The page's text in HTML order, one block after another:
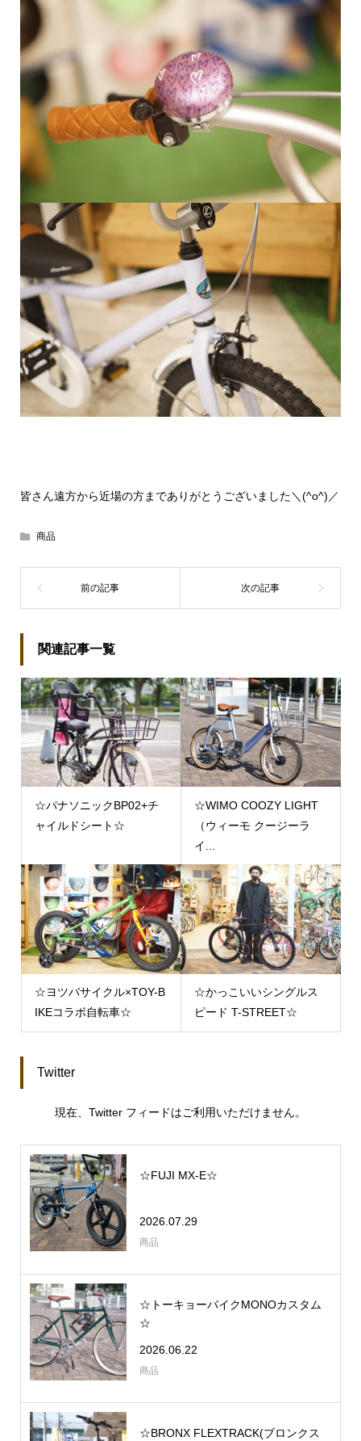
皆さん遠方から近場の方までありがとうございました＼(^o^)／
商品
関連記事一覧
☆パナソニックBP02+チ
ャイルドシート☆
☆WIMO COOZY LIGHT
（ウィーモ クージーラ
イ...
☆ヨツバサイクル×TOY-B
IKEコラボ自転車☆
☆かっこいいシングルス
ピード T-STREET☆
Twitter
現在、Twitter フィードはご利用いただけません。
☆FUJI MX-E☆
2026.07.29
商品
☆トーキョーバイクMONOカスタム
☆
2026.06.22
商品
☆BRONX FLEXTRACK(ブロンクス